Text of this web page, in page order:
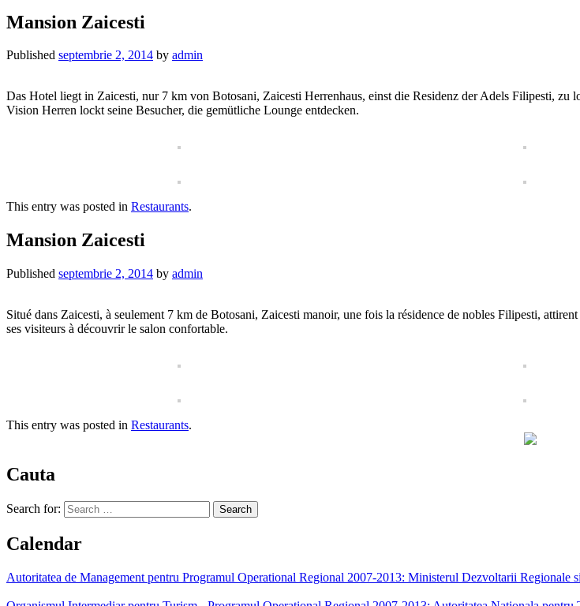
Mansion Zaicesti
Published septembrie 2, 2014 by admin
Das Hotel liegt in Zaicesti, nur 7 km von Botosani, Zaicesti Herrenhaus, einst die Residenz der Adels Filipesti,
Vision Herren lockt seine Besucher, die gemütliche Lounge entdecken.
This entry was posted in Restaurants.
Mansion Zaicesti
Published septembrie 2, 2014 by admin
Situé dans Zaicesti, à seulement 7 km de Botosani, Zaicesti manoir, une fois la résidence de nobles Filipesti,
ses visiteurs à découvrir le salon confortable.
This entry was posted in Restaurants.
Cauta
Search for:
Calendar
Autoritatea de Management pentru Programul Operational Regional 2007-2013: Ministerul Dezvoltarii Regionale